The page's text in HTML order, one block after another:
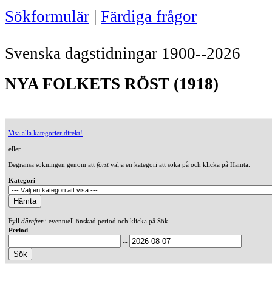
Sökformulär | Färdiga frågor
Svenska dagstidningar 1900--2026
NYA FOLKETS RÖST (1918)
Visa alla kategorier direkt!
eller
Begränsa sökningen genom att förstvälja en kategori att söka på och klicka på Hämta.
Kategori
Fyll därefteri eventuell önskad period och klicka på Sök.
Period
--